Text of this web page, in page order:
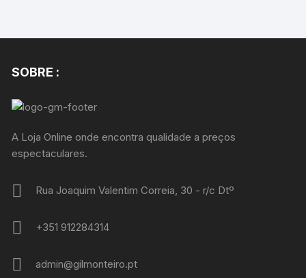
SOBRE :
A Loja Online onde encontra qualidade a preços
espectaculares.
Rua Joaquim Valentim Correia, 30 - r/c Dtº
+351 912284314
admin@gilmonteiro.pt